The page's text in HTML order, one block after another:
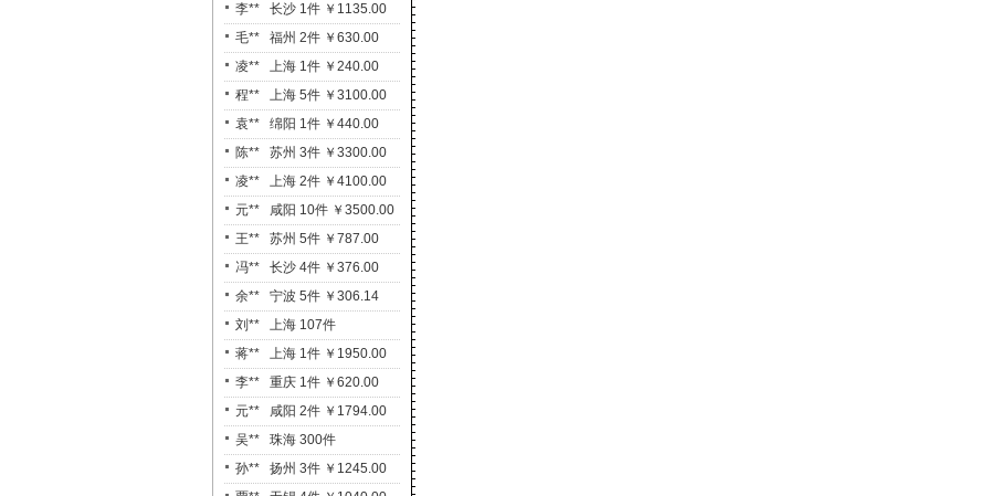
李** 长沙 1件 ￥1135.00
毛** 福州 2件 ￥630.00
凌** 上海 1件 ￥240.00
程** 上海 5件 ￥3100.00
袁** 绵阳 1件 ￥440.00
陈** 苏州 3件 ￥3300.00
凌** 上海 2件 ￥4100.00
元** 咸阳 10件 ￥3500.00
王** 苏州 5件 ￥787.00
冯** 长沙 4件 ￥376.00
余** 宁波 5件 ￥306.14
刘** 上海 107件
￥2949.70
蒋** 上海 1件 ￥1950.00
李** 重庆 1件 ￥620.00
元** 咸阳 2件 ￥1794.00
吴** 珠海 300件
￥20940.03
孙** 扬州 3件 ￥1245.00